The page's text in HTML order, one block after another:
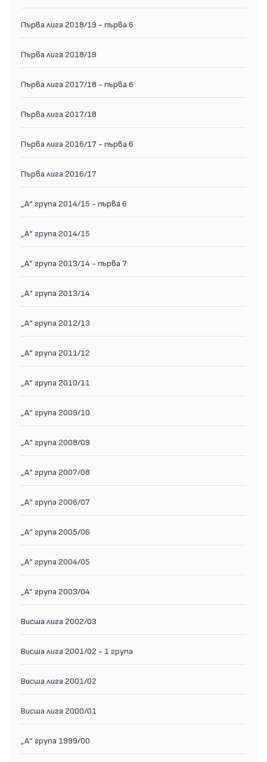
Първа лига 2018/19 - първа 6
Първа лига 2018/19
Първа лига 2017/18 - първа 6
Първа лига 2017/18
Първа лига 2016/17 - първа 6
Първа лига 2016/17
„А“ група 2014/15 - първа 6
„А“ група 2014/15
„А“ група 2013/14 - първа 7
„А“ група 2013/14
„А“ група 2012/13
„А“ група 2011/12
„А“ група 2010/11
„А“ група 2009/10
„А“ група 2008/09
„А“ група 2007/08
„А“ група 2006/07
„А“ група 2005/06
„А“ група 2004/05
„А“ група 2003/04
Висша лига 2002/03
Висша лига 2001/02 - 1 група
Висша лига 2001/02
Висша лига 2000/01
„А“ група 1999/00